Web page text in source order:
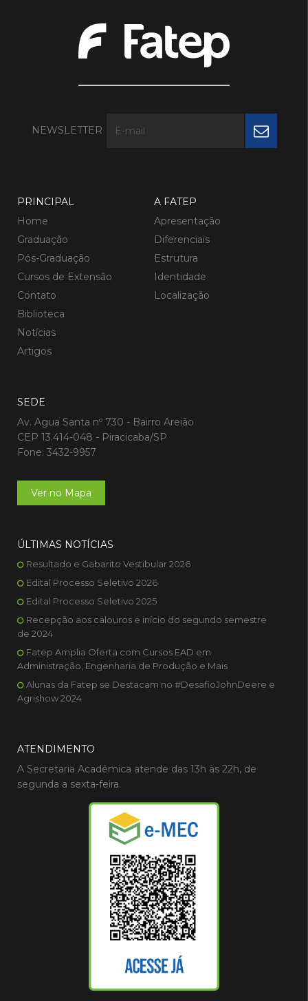
NEWSLETTER
PRINCIPAL
Home
Graduação
Pós-Graduação
Cursos de Extensão
Contato
Biblioteca
Notícias
Artigos
A FATEP
Apresentação
Diferenciais
Estrutura
Identidade
Localização
SEDE
Av. Agua Santa nº 730 - Bairro Areião
CEP 13.414-048 - Piracicaba/SP
Fone: 3432-9957
Ver no Mapa
ÚLTIMAS NOTÍCIAS
Resultado e Gabarito Vestibular 2026
Edital Processo Seletivo 2026
Edital Processo Seletivo 2025
Recepção aos calouros e início do segundo semestre
de 2024
Fatep Amplia Oferta com Cursos EAD em
Administração, Engenharia de Produção e Mais
Alunas da Fatep se Destacam no #DesafioJohnDeere e
Agrishow 2024
ATENDIMENTO
A Secretaria Acadêmica atende das 13h às 22h, de
segunda a sexta-feira.